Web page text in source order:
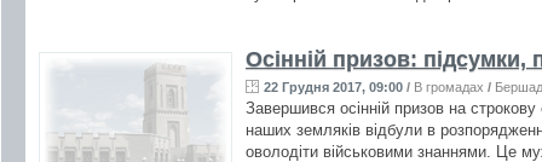
Осінній призов: підсумки,
22 Грудня 2017, 09:00 / В громадах /
Завершився осінній призов на
наших земляків відбули в
оволодіти військовими знаннями. Це